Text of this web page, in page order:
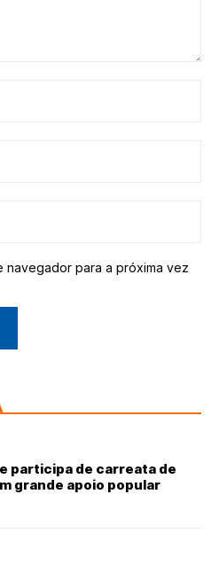
navegador para a próxima vez
participa de carreata de
grande apoio popular